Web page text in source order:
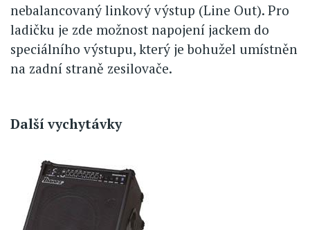
nebalancovaný linkový výstup (Line Out). Pro
ladičku je zde možnost napojení jackem do
speciálního výstupu, který je bohužel umístněn
na zadní straně zesilovače.
Další vychytávky